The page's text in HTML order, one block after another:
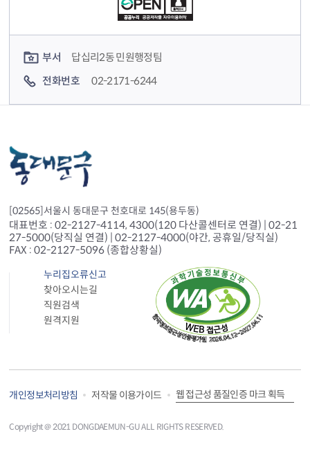
부서
답십리2동 민원행정팀
전화번호
02-2171-6244
[02565]서울시 동대문구 천호대로 145(용두동)
대표번호 : 02-2127-4114, 4300(120 다산콜센터로 연결) | 02-21
27-5000(당직실 연결) | 02-2127-4000(야간, 공휴일/당직실)
FAX : 02-2127-5096 (종합상황실)
누리집오류신고
찾아오시는길
직원검색
원격지원
개인정보처리방침 저작물 이용가이드 웹 접근성 품질인증 마크 획득
Copyright＠ 2021 DONGDAEMUN-GU ALL RIGHTS RESERVED.